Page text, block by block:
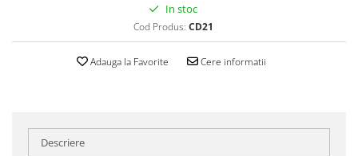
In stoc
Cod Produs: CD21
Adauga la Favorite Cere informatii
Descriere